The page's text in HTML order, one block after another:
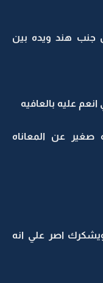
هند ويده بين
عليه بالعافيه
عن المعاناه
اصر علي انه